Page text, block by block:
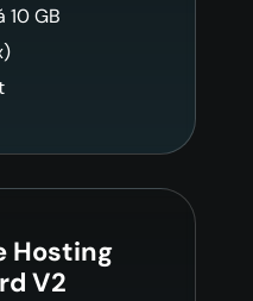
10 GB
Hosting
V2